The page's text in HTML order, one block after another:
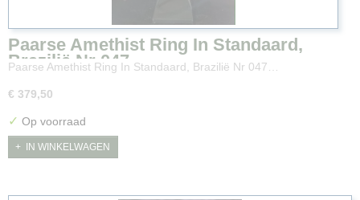
Paarse Amethist Ring In Standaard,
Brazilië Nr 047
Paarse Amethist Ring In Standaard, Brazilië Nr 047…
€ 379,50
✓ Op voorraad
IN WINKELWAGEN